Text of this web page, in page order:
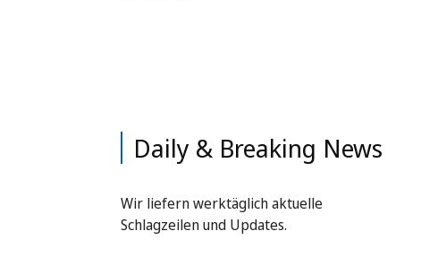
Daily & Breaking News
Wir liefern werktäglich aktuelle
Schlagzeilen und Updates.